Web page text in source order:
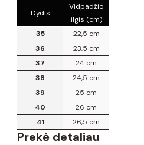
Dydis
Vidpadžio
ilgis (cm)
35
22,5 cm
36
23,5 cm
37
24 cm
38
24,5 cm
39
25 cm
40
26 cm
41
26,5 cm
Prekė detaliau